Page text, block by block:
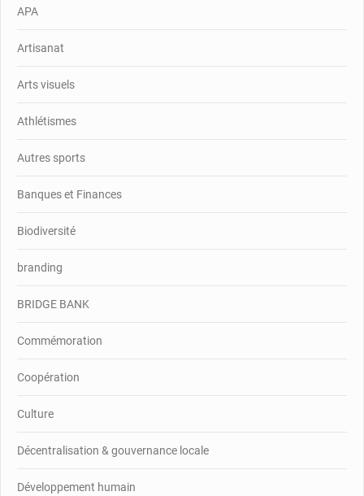
APA
Artisanat
Arts visuels
Athlétismes
Autres sports
Banques et Finances
Biodiversité
branding
BRIDGE BANK
Commémoration
Coopération
Culture
Décentralisation & gouvernance locale
Développement humain